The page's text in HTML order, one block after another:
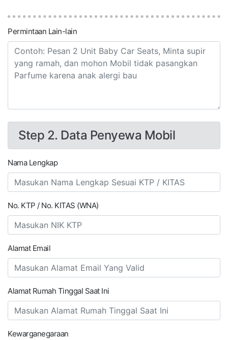
Permintaan Lain-lain
Step 2. Data Penyewa Mobil
Nama Lengkap
No. KTP / No. KITAS (WNA)
Alamat Email
Alamat Rumah Tinggal Saat Ini
Kewarganegaraan